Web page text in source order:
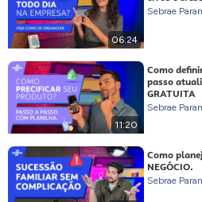
06:24
Sebrae
11:20
Como
passo
GRATUITA
Sebrae
Como
NEGÓCIO.
Sebrae